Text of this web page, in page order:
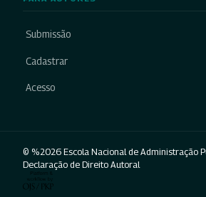
Submissão
Cadastrar
Acesso
© %2026 Escola Nacional de Administração
Declaração de Direito Autoral